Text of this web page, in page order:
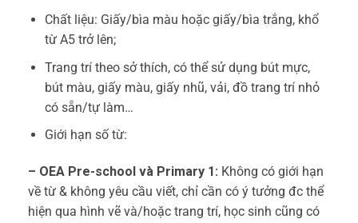
Chất liệu: Giấy/bìa màu hoặc giấy/bìa trắng, khổ
từ A5 trở lên;
Trang trí theo sở thích, có thể sử dụng bút mực,
bút màu, giấy màu, giấy nhũ, vải, đồ trang trí nhỏ
có sẵn/tự làm…
Giới hạn số từ:
– OEA Pre-school và Primary 1: Không có giới hạn
về từ & không yêu cầu viết, chỉ cần có ý tưởng đc thể
hiện qua hình vẽ và/hoặc trang trí, học sinh cũng có